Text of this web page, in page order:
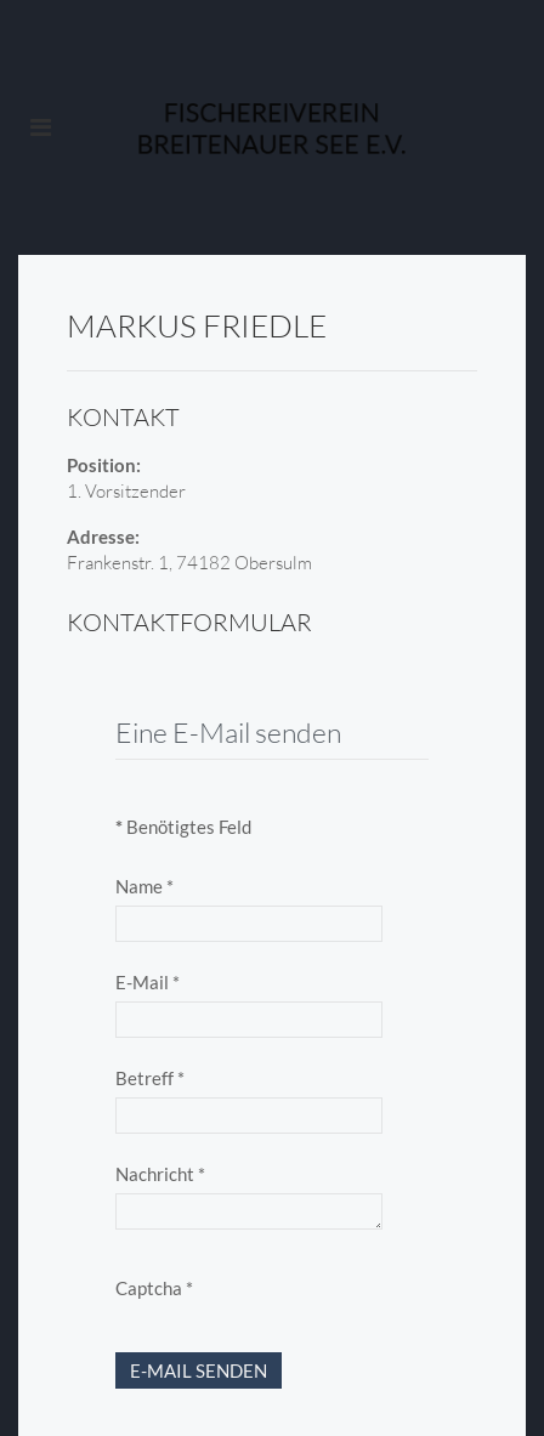
MARKUS FRIEDLE
KONTAKT
Position:
1. Vorsitzender
Adresse:
Frankenstr. 1, 74182 Obersulm
KONTAKTFORMULAR
Eine E-Mail senden
* Benötigtes Feld
Name *
E-Mail *
Betreff *
Nachricht *
Captcha *
E-MAIL SENDEN